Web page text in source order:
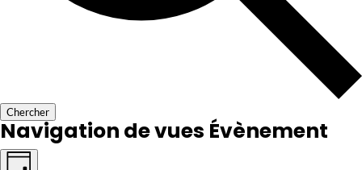
Chercher
Navigation de vues Évènement